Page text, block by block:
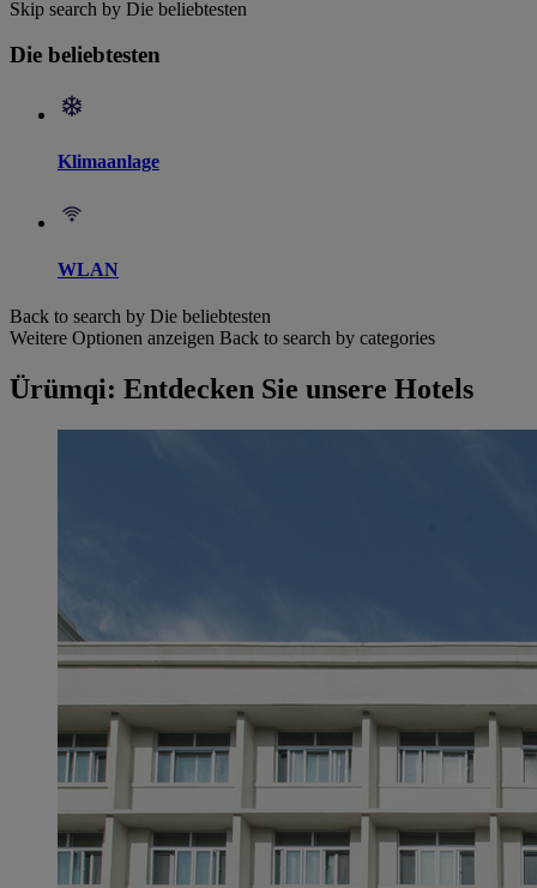
Skip search by Die beliebtesten
Die beliebtesten
Klimaanlage
WLAN
Back to search by Die beliebtesten
Weitere Optionen anzeigen Back to search by categories
Ürümqi: Entdecken Sie unsere Hotels